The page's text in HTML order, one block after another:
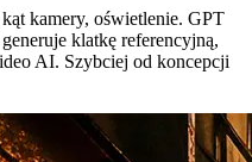
kamery, oświetlenie. GPT
klatkę referencyjną,
AI. Szybciej od koncepcji